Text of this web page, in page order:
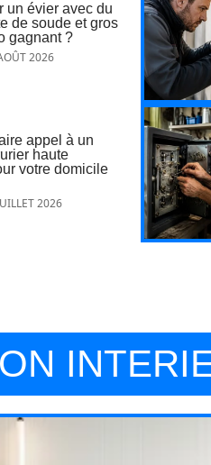
un évier avec du
de soude et gros
gagnant ?
2026
appel à un
haute
votre domicile
2026